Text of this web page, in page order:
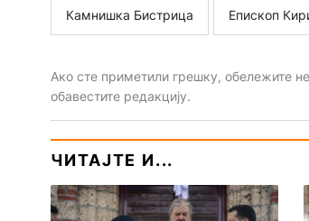
Камнишка Бистрица Епископ
Ако сте приметили грешку, обележите
обавестите редакцију.
ЧИТАЈТЕ И...